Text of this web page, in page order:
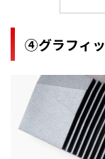
④グラフィッ